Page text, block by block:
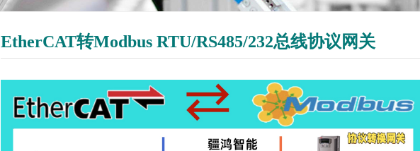
EtherCAT转Modbus RTU/RS485/232总线协议网关